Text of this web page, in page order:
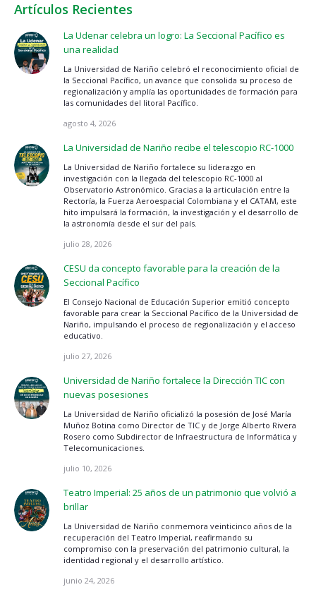
Artículos Recientes
La Udenar celebra un logro: La Seccional Pacífico es
una realidad
La Universidad de Nariño celebró el reconocimiento oficial de
la Seccional Pacífico, un avance que consolida su proceso de
regionalización y amplía las oportunidades de formación para
las comunidades del litoral Pacífico.
agosto 4, 2026
La Universidad de Nariño recibe el telescopio RC-1000
La Universidad de Nariño fortalece su liderazgo en
investigación con la llegada del telescopio RC-1000 al
Observatorio Astronómico. Gracias a la articulación entre la
Rectoría, la Fuerza Aeroespacial Colombiana y el CATAM, este
hito impulsará la formación, la investigación y el desarrollo de
la astronomía desde el sur del país.
julio 28, 2026
CESU da concepto favorable para la creación de la
Seccional Pacífico
El Consejo Nacional de Educación Superior emitió concepto
favorable para crear la Seccional Pacífico de la Universidad de
Nariño, impulsando el proceso de regionalización y el acceso
educativo.
julio 27, 2026
Universidad de Nariño fortalece la Dirección TIC con
nuevas posesiones
La Universidad de Nariño oficializó la posesión de José María
Muñoz Botina como Director de TIC y de Jorge Alberto Rivera
Rosero como Subdirector de Infraestructura de Informática y
Telecomunicaciones.
julio 10, 2026
Teatro Imperial: 25 años de un patrimonio que volvió a
brillar
La Universidad de Nariño conmemora veinticinco años de la
recuperación del Teatro Imperial, reafirmando su
compromiso con la preservación del patrimonio cultural, la
identidad regional y el desarrollo artístico.
junio 24, 2026